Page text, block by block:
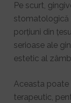
Pe scurt,
stomatologică
porțiuni din
serioase ale
estetic al
Aceasta
terapeutic,